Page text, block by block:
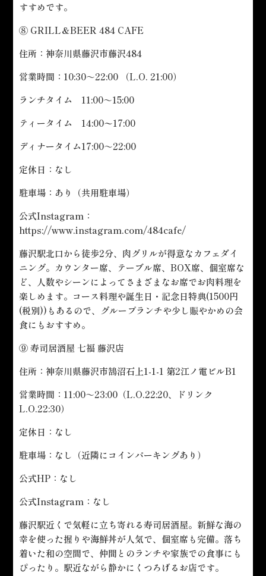
すすめです。
⑧ GRILL＆BEER 484 CAFE
住所：神奈川県藤沢市藤沢484
営業時間：10:30～22:00 （L.O. 21:00）
ランチタイム 11:00～15:00
ティータイム 14:00〜17:00
ディナータイム17:00～22:00
定休日：なし
駐車場：あり（共用駐車場）
公式Instagram：
https://www.instagram.com/484cafe/
藤沢駅北口から徒歩2分、肉グリルが得意なカフェダイ
ニング。カウンター席、テーブル席、BOX席、個室席な
ど、人数やシーンによってさまざまなお席でお肉料理を
楽しめます。コース料理や誕生日・記念日特典(1500円
(税別))もあるので、グループランチや少し賑やかめの会
食にもおすすめ。
⑨ 寿司居酒屋 七福 藤沢店
住所：神奈川県藤沢市鵠沼石上1-1-1 第2江ノ電ビルB1
営業時間：11:00～23:00（L.O.22:20、ドリンク
L.O.22:30）
定休日：なし
駐車場：なし（近隣にコインパーキングあり）
公式HP：なし
公式Instagram：なし
藤沢駅近くで気軽に立ち寄れる寿司居酒屋。新鮮な海の
幸を使った握りや海鮮丼が人気で、個室席も完備。落ち
着いた和の空間で、仲間とのランチや家族での食事にも
ぴったり。駅近ながら静かにくつろげるお店です。